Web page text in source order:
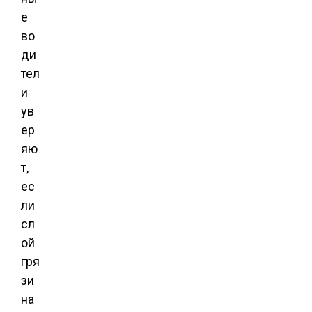
е
во
ди
тел
и
ув
ер
яю
т,
ес
ли
сл
ой
гря
зи
на